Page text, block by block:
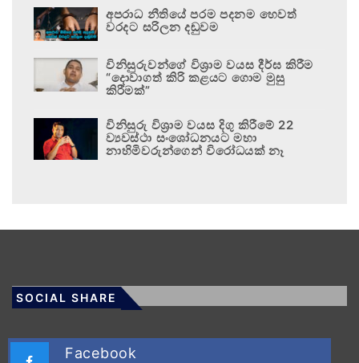
අපරාධ නීතියේ පරම පදනම හෙවත්
වරදට සරිලන දඬුවම
විනිසුරුවන්ගේ විශ්‍රාම වයස දීර්ඝ කිරීම
“දොවාගත් කිරි කළයට ගොම මුසු
කිරීමක්”
විනිසුරු විශ්‍රාම වයස දිගු කිරීමේ 22
ව්‍යවස්ථා සංශෝධනයට මහා
නාහිමිවරුන්ගෙන් විරෝධයක් නෑ
SOCIAL SHARE
Facebook